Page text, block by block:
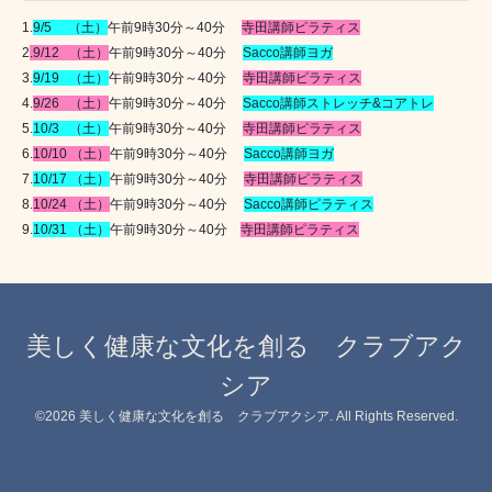
1. 9/5 （土） 午前9時30分～40分
寺田講師ピラティス
2 .9/12 （土） 午前9時30分～40分 Sacco講師ヨガ
3. 9/19 （土） 午前9時30分～40分 寺田講師ピラティス
4. 9/26 （土） 午前9時30分～40分 Sacco講師ストレッチ& コアトレ
5. 10/3 （土） 午前9時30分～40分 寺田講師ピラティス
6. 10/10 （土） 午前9時30分～40分 Sacco講師ヨガ
7. 10/17 （土） 午前9時30分～40分 寺田講師ピラティス
8. 10/24 （土） 午前9時30分～40分 Sacco講師ピラティス
9. 10/31 （土） 午前9時30分～40分 寺田講師ピラティス
美しく健康な文化を創る クラブアク
シア
©2026 美しく健康な文化を創る クラブアクシア . All Rights Reserved.